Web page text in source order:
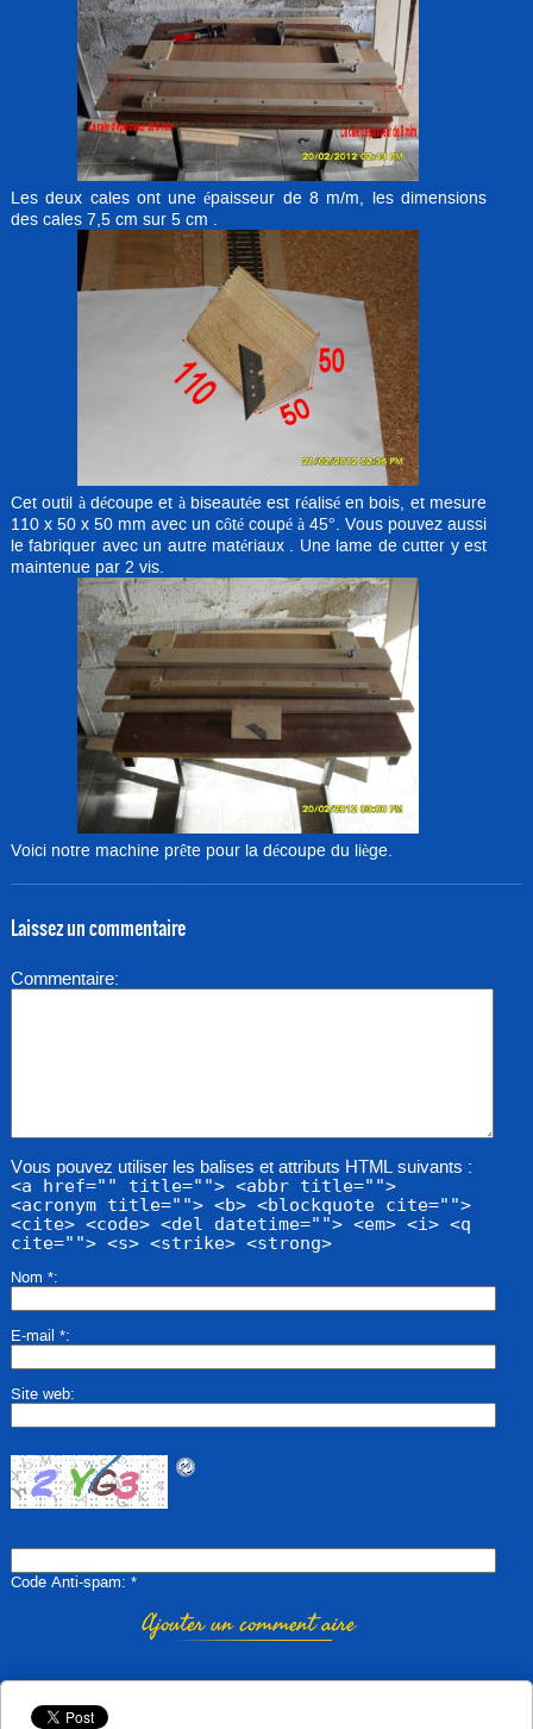
Les deux cales ont une épaisseur de 8 m/m, les dimensions
des cales 7,5 cm sur 5 cm .
Cet outil à découpe et à biseautée est réalisé en bois, et mesure
110 x 50 x 50 mm avec un côté coupé à 45°. Vous pouvez aussi
le fabriquer avec un autre matériaux . Une lame de cutter y est
maintenue par 2 vis.
Voici notre machine prête pour la découpe du liège.
Laissez un commentaire
Commentaire
Vous pouvez utiliser les balises et attributs HTML suivants :
<a href="" title=""> <abbr title="">
<acronym title=""> <b> <blockquote cite="">
<cite> <code> <del datetime=""> <em> <i> <q
cite=""> <s> <strike> <strong>
Nom *
E-mail *
Site web
Code Anti-spam *